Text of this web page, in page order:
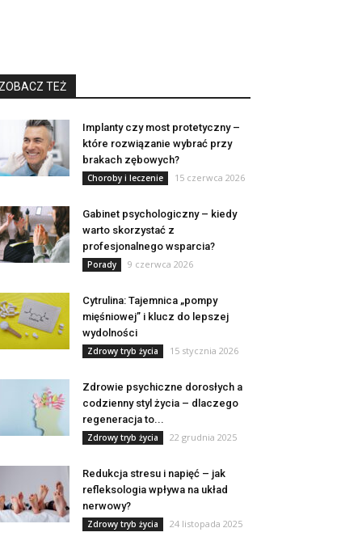
ZOBACZ TEŻ
Implanty czy most protetyczny –
które rozwiązanie wybrać przy
brakach zębowych?
Choroby i leczenie 15 czerwca 2026
Gabinet psychologiczny – kiedy
warto skorzystać z
profesjonalnego wsparcia?
Porady 9 czerwca 2026
Cytrulina: Tajemnica „pompy
mięśniowej” i klucz do lepszej
wydolności
Zdrowy tryb życia 15 stycznia 2026
Zdrowie psychiczne dorosłych a
codzienny styl życia – dlaczego
regeneracja to...
Zdrowy tryb życia 22 grudnia 2025
Redukcja stresu i napięć – jak
refleksologia wpływa na układ
nerwowy?
Zdrowy tryb życia 24 listopada 2025